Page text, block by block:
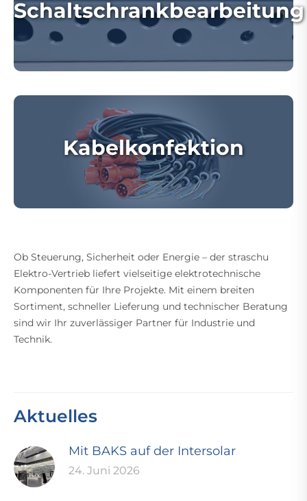
Schaltschrankbearbeitung
Kabelkonfektion
Ob Steuerung, Sicherheit oder Energie – der straschu
Elektro-Vertrieb liefert vielseitige elektrotechnische
Komponenten für Ihre Projekte. Mit einem breiten
Sortiment, schneller Lieferung und technischer Beratung
sind wir Ihr zuverlässiger Partner für Industrie und
Technik.
Aktuelles
Mit BAKS auf der Intersolar
24. Juni 2026